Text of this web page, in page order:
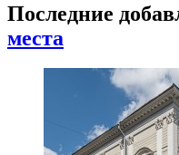
Последние
места